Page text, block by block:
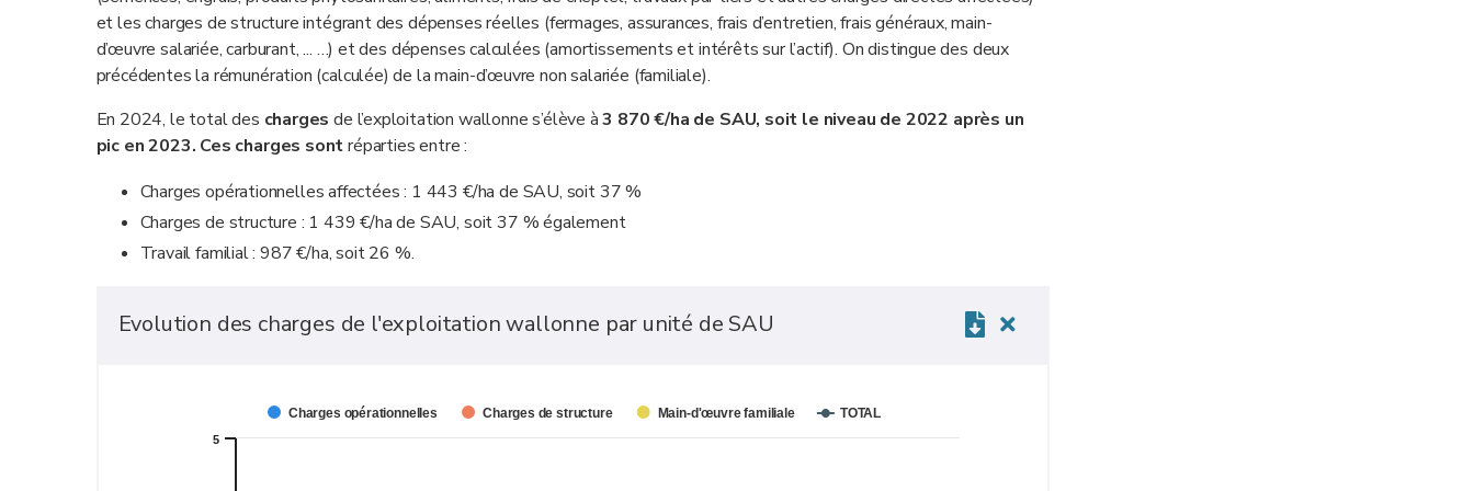
et les charges de structure intégrant des dépenses réelles (fermages, assurances, frais d’entretien, frais généraux, main-
d’œuvre salariée, carburant, ... …) et des dépenses calculées (amortissements et intérêts sur l’actif). On distingue des deux
précédentes la rémunération (calculée) de la main-d’œuvre non salariée (familiale).
En 2024, le total des chargesde l’exploitation wallonne s’élève à3 870 €/ha de SAU, soit le niveau de 2022 après un
pic en 2023. Ces charges sontréparties entre :
Charges opérationnelles affectées : 1 443 €/ha de SAU, soit 37 %
Charges de structure : 1 439 €/ha de SAU, soit 37 % également
Travail familial : 987 €/ha, soit 26 %.
Evolution des charges de l'exploitation wallonne par unité de SAU
Charges opérationnelles Charges de structure Main-d'œuvre familiale TOTAL
5